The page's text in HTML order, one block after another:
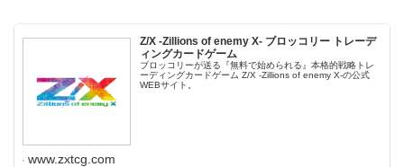
Z/X -Zillions of enemy X- ブロッコリー トレーデ
ィングカードゲーム
ブロッコリーが送る『無料で始められる』本格的戦略トレ
ーディングカードゲーム Z/X -Zillions of enemy X-の公式
WEBサイト。
www.zxtcg.com